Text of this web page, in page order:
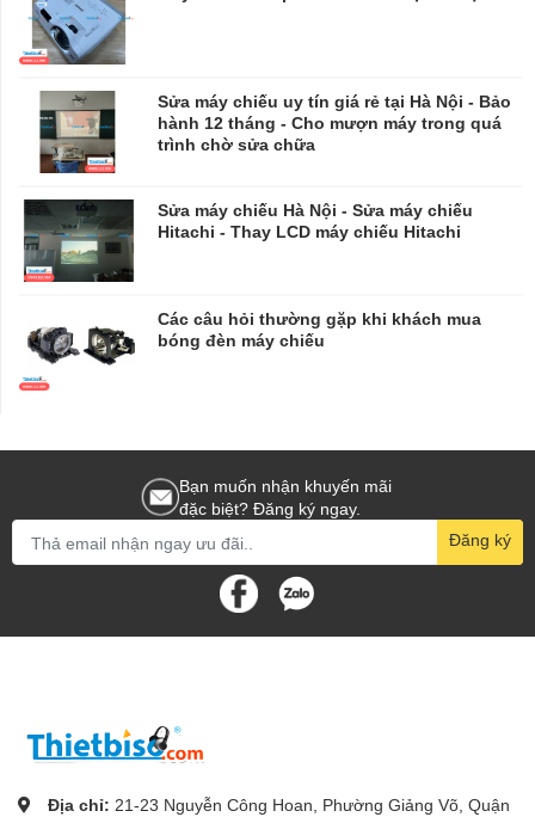
Sửa máy chiếu uy tín giá rẻ tại Hà Nội - Bảo
hành 12 tháng - Cho mượn máy trong quá
trình chờ sửa chữa
​​​​​​​Sửa máy chiếu Hà Nội - Sửa máy chiếu
Hitachi - Thay LCD máy chiếu Hitachi
Các câu hỏi thường gặp khi khách mua
bóng đèn máy chiếu
Bạn muốn nhận khuyến mãi
đặc biệt? Đăng ký ngay.
Đăng ký
Địa chỉ: 21-23 Nguyễn Công Hoan, Phường Giảng Võ, Quận